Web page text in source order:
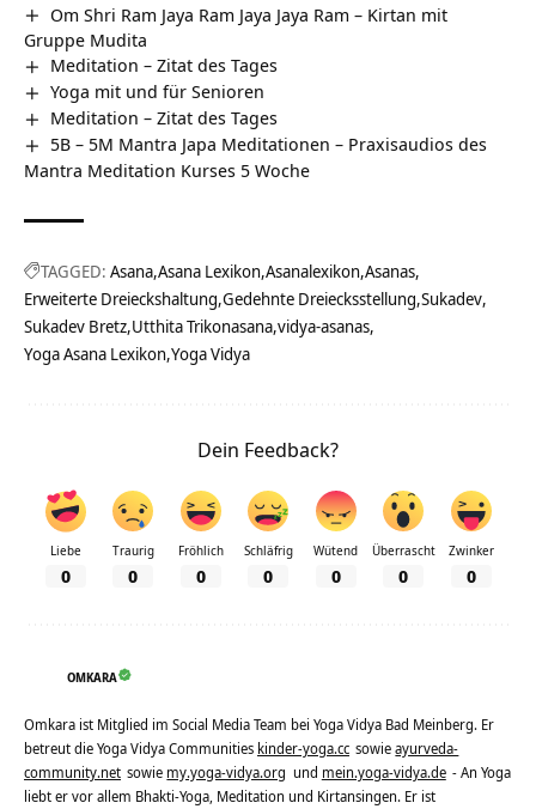
Om Shri Ram Jaya Ram Jaya Jaya Ram – Kirtan mit
Gruppe Mudita
Meditation – Zitat des Tages
Yoga mit und für Senioren
Meditation – Zitat des Tages
5B – 5M Mantra Japa Meditationen – Praxisaudios des
Mantra Meditation Kurses 5 Woche
TAGGED: Asana Asana Lexikon Asanalexikon Asanas
Erweiterte Dreieckshaltung Gedehnte Dreiecksstellung Sukadev
Sukadev Bretz Utthita Trikonasana vidya-asanas
Yoga Asana Lexikon Yoga Vidya
Dein Feedback?
Liebe
0
Traurig
0
Fröhlich
0
Schläfrig
0
Wütend
0
Überrascht
0
Zwinker
0
OMKARA
Omkara ist Mitglied im Social Media Team bei Yoga Vidya Bad Meinberg. Er
betreut die Yoga Vidya Communities kinder-yoga.cc sowieayurveda-
community.net sowie my.yoga-vidya.org und mein.yoga-vidya.de - An Yoga
liebt er vor allem Bhakti-Yoga, Meditation und Kirtansingen. Er ist